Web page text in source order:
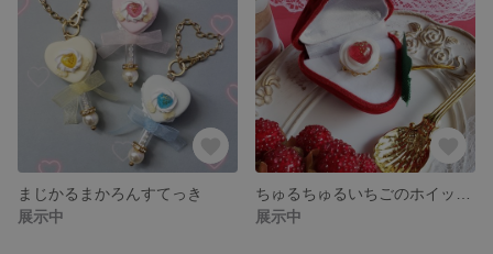
まじかるまかろんすてっき
展示中
展示中